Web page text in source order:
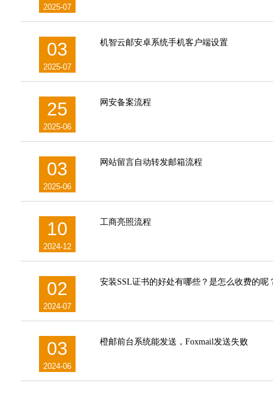
2025-07
03
2025-07
机智云邮安卓系统手机客户端设置
25
2025-06
网安备案流程
03
2025-06
网站留言自动转发邮箱流程
10
2024-12
工商亮照流程
02
2024-07
安装SSL证书的好处有哪些？是怎么收费的呢
03
2024-06
橙邮前台系统能发送，Foxmail发送失败